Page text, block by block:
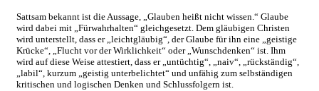
Sattsam bekannt ist die Aussage, „Glauben heißt nicht wissen.“ Glaube
wird dabei mit „Fürwahrhalten“ gleichgesetzt. Dem gläubigen Christen
wird unterstellt, dass er „leichtgläubig“, der Glaube für ihn eine „geistige
Krücke“, „Flucht vor der Wirklichkeit“ oder „Wunschdenken“ ist. Ihm
wird auf diese Weise attestiert, dass er „untüchtig“, „naiv“, „rückständig“,
„labil“, kurzum „geistig unterbelichtet“ und unfähig zum selbständigen
kritischen und logischen Denken und Schlussfolgern ist.